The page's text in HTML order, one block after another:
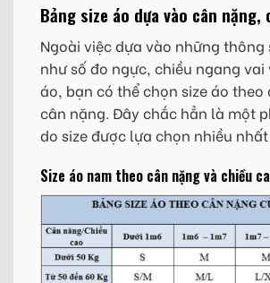
Bảng size áo dựa vào cân nặng,
Ngoài việc dựa vào những thông
như số đo ngực, chiều ngang vai
áo, bạn có thể chọn size áo theo
cân nặng. Đây chắc hẳn là một
do size được lựa chọn nhiều
Size áo nam theo cân nặng và chiều